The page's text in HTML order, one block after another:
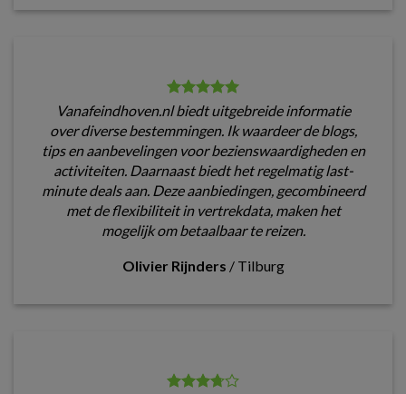
Vanafeindhoven.nl biedt uitgebreide informatie
over diverse bestemmingen. Ik waardeer de blogs,
tips en aanbevelingen voor bezienswaardigheden en
activiteiten. Daarnaast biedt het regelmatig last-
minute deals aan. Deze aanbiedingen, gecombineerd
met de flexibiliteit in vertrekdata, maken het
mogelijk om betaalbaar te reizen.
Olivier Rijnders / Tilburg